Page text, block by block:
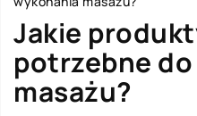
Jakie
potrzebne
masażu?